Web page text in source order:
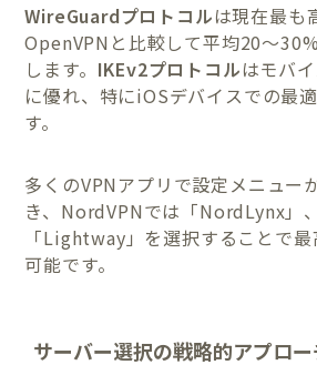
WireGuardプロトコルは現在最も
OpenVPNと比較して平均20〜
します。 IKEv2プロトコルはモバ
に優れ、特にiOSデバイスでの最
す。
多くのVPNアプリで設定メニュー
き、NordVPNでは「NordLynx」
「Lightway」を選択することで
可能です。
サーバー選択の戦略的アプロー